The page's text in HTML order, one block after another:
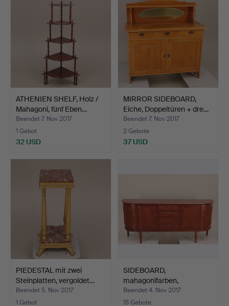
ATHENIEN SHELF, Holz /
Mahagoni, fünf Eben…
Beendet 7. Nov 2017
1 Gebot
32 USD
MIRROR SIDEBOARD,
Eiche, Doppeltüren + dre…
Beendet 7. Nov 2017
2 Gebote
37 USD
PIEDESTAL mit zwei
Steinplatten, vergoldet…
Beendet 5. Nov 2017
1 Gebot
SIDEBOARD,
mahagonifarben,
Gustavianischer…
Beendet 4. Nov 2017
15 Gebote